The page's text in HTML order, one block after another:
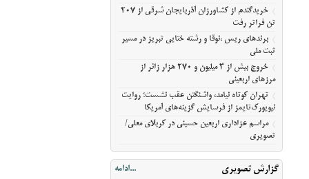
خریدگندم از کشاورزان آذربایجان شرقی از 207
تن فراتر رفت
برندهای ریس ،‌نوقا و رشته ختایی تبریز در مسیر
ثبت ملی
خروج بیش از ۳ میلیون و ۲۷۰ هزار زائر از
مرزهای اربعینی
تهران کوتاه نیامد، واشنگتن عقب نشست؛ روایت
نیویورک‌تایمز از فرسایش گزینه‌های آمریکا
مراسم عزاداری اربعین حسینی در کربلای معلی/
تصویری
گزارش تصویری ...ادامه